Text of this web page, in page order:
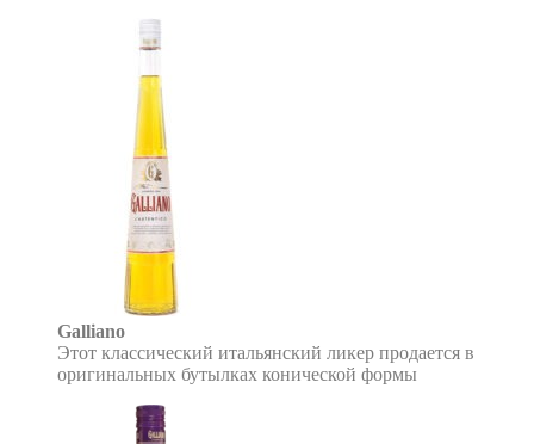
Galliano
Этот классический итальянский ликер продается в
оригинальных бутылках конической формы